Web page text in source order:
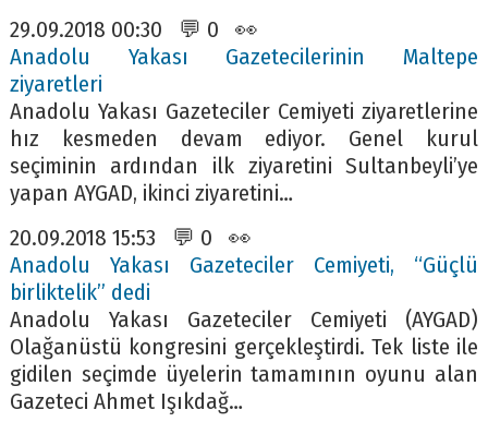
29.09.2018 00:30 💬 0 👀
Anadolu Yakası Gazetecilerinin Maltepe
ziyaretleri
Anadolu Yakası Gazeteciler Cemiyeti ziyaretlerine
hız kesmeden devam ediyor. Genel kurul
seçiminin ardından ilk ziyaretini Sultanbeyli’ye
yapan AYGAD, ikinci ziyaretini…
20.09.2018 15:53 💬 0 👀
Anadolu Yakası Gazeteciler Cemiyeti, “Güçlü
birliktelik” dedi
Anadolu Yakası Gazeteciler Cemiyeti (AYGAD)
Olağanüstü kongresini gerçekleştirdi. Tek liste ile
gidilen seçimde üyelerin tamamının oyunu alan
Gazeteci Ahmet Işıkdağ…